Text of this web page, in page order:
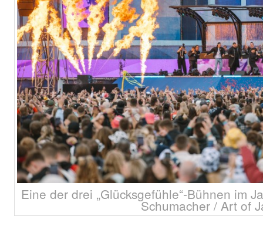
Eine der drei „Glücksgefühle“-Bühnen im
Schumacher / Art of